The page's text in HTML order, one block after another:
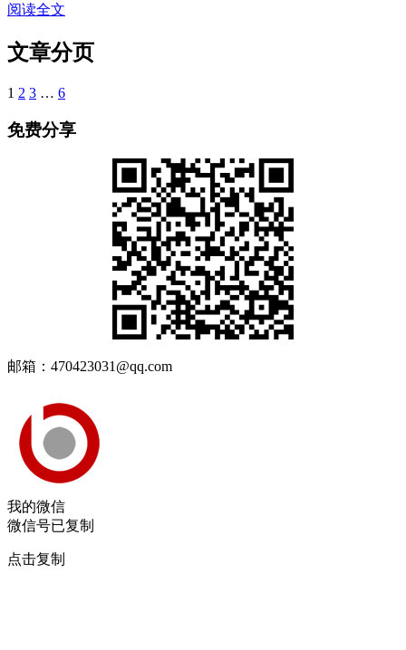
阅读全文
文章分页
1 2 3 … 6
免费分享
邮箱：470423031@qq.com
我的微信
微信号已复制
点击复制